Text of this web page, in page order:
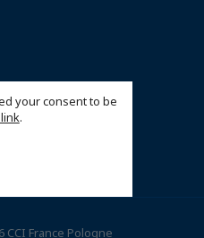
your consent to be
.
CCI France Pologne